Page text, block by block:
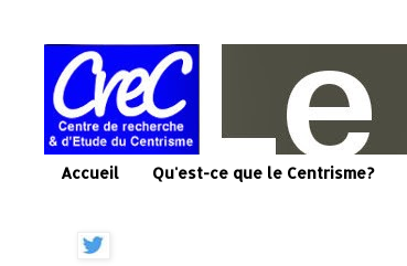
Accueil Qu'est-ce que le Centrisme?